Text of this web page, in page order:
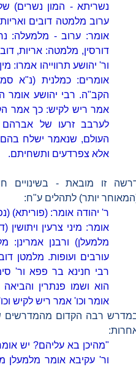
נשריתא - המון נשרים)
ערוב מלמטה דובים ואריות
אומר: ערוב - מלמעלה:
דורסין, מלמטה: אריות,
ור' יהושע תרווייהו אמרו:
אומרים: כמלנית (נ"א
הקב"ה. רבי יהושע אומר
אמר ריש לקיש: כך אמר
לערבב זרעו של אברהם
העולם, שנאמר ישלח
אלא צפרדעים ותשחיתם.
זו מובאת - בשינויים
יותר) לתהלים ע"ח:
ר' יהודה אומר: (פוריתא)
אומר: מיני צרעין ויתושין
מלמעלן) ורבנן אמרינן:
עורבים ועופות. מלמטן
רבי חנינא בר פפא ור'
הוא ושמו פנתרין
אומר וכו' אמר ריש לקיש
רבה הקדום מהמדרשים
"מהיכן בא עליהם? יש
ור' עקיבא אומר מלמעלן